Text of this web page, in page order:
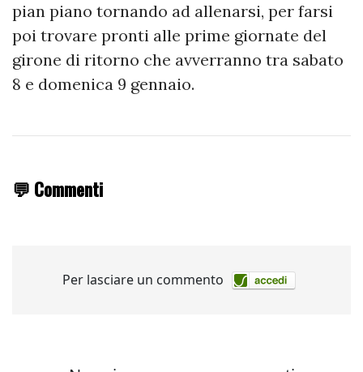
pian piano tornando ad allenarsi, per farsi
poi trovare pronti alle prime giornate del
girone di ritorno che avverranno tra sabato
8 e domenica 9 gennaio.
💬 Commenti